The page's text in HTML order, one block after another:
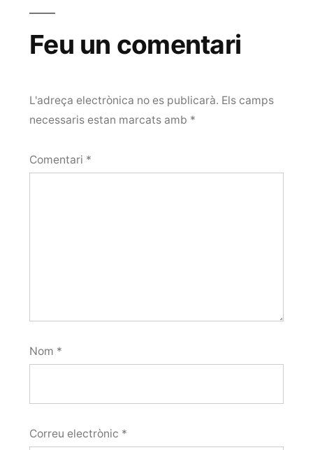
Feu un comentari
L'adreça electrònica no es publicarà. Els camps
necessaris estan marcats amb *
Comentari *
Nom *
Correu electrònic *